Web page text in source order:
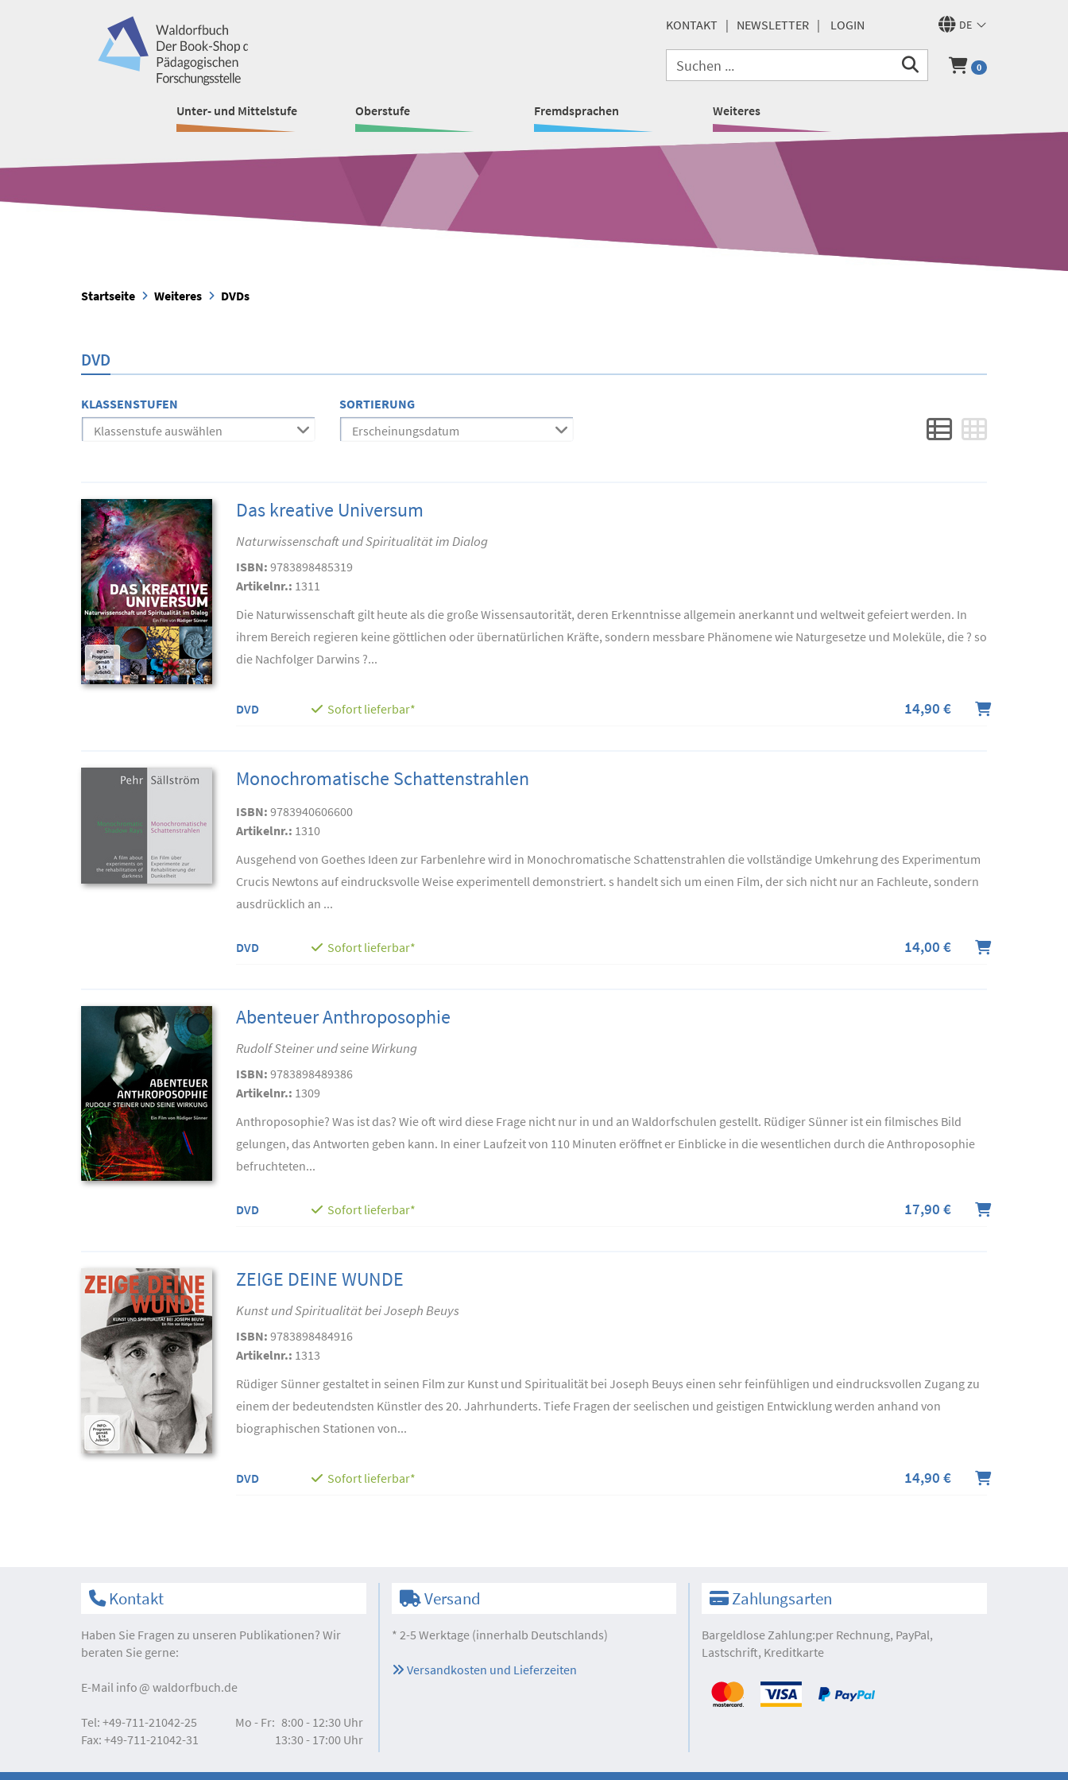
DE
KONTAKT NEWSLETTER LOGIN
0
Unter- und Mittelstufe Oberstufe Fremdsprachen Weiteres
Startseite Weiteres DVDs
DVD
KLASSENSTUFEN
Klassenstufe auswählen
SORTIERUNG
Erscheinungsdatum
Das kreative Universum
Naturwissenschaft und Spiritualität im Dialog
ISBN: 9783898485319
Artikelnr.: 1311
Die Naturwissenschaft gilt heute als die große Wissensautorität, deren Erkenntnisse allgemein anerkannt und weltweit gefeiert werden. In
ihrem Bereich regieren keine göttlichen oder übernatürlichen Kräfte, sondern messbare Phänomene wie Naturgesetze und Moleküle, die ? so
die Nachfolger Darwins ?...
DVD Sofort lieferbar* 14,90 €
Monochromatische Schattenstrahlen
ISBN: 9783940606600
Artikelnr.: 1310
Ausgehend von Goethes Ideen zur Farbenlehre wird in Monochromatische Schattenstrahlen die vollständige Umkehrung des Experimentum
Crucis Newtons auf eindrucksvolle Weise experimentell demonstriert. s handelt sich um einen Film, der sich nicht nur an Fachleute, sondern
ausdrücklich an ...
DVD Sofort lieferbar* 14,00 €
Abenteuer Anthroposophie
Rudolf Steiner und seine Wirkung
ISBN: 9783898489386
Artikelnr.: 1309
Anthroposophie? Was ist das? Wie oft wird diese Frage nicht nur in und an Waldorfschulen gestellt. Rüdiger Sünner ist ein filmisches Bild
gelungen, das Antworten geben kann. In einer Laufzeit von 110 Minuten eröffnet er Einblicke in die wesentlichen durch die Anthroposophie
befruchteten...
DVD Sofort lieferbar* 17,90 €
ZEIGE DEINE WUNDE
Kunst und Spiritualität bei Joseph Beuys
ISBN: 9783898484916
Artikelnr.: 1313
Rüdiger Sünner gestaltet in seinen Film zur Kunst und Spiritualität bei Joseph Beuys einen sehr feinfühligen und eindrucksvollen Zugang zu
einem der bedeutendsten Künstler des 20. Jahrhunderts. Tiefe Fragen der seelischen und geistigen Entwicklung werden anhand von
biographischen Stationen von...
DVD Sofort lieferbar* 14,90 €
Kontakt
Haben Sie Fragen zu unseren Publikationen? Wir
beraten Sie gerne:
E-Mail info waldorfbuch.de
Tel: +49-711-21042-25
Fax: +49-711-21042-31
Mo - Fr: 8:00 - 12:30 Uhr
13:30 - 17:00 Uhr
Versand
* 2-5 Werktage (innerhalb Deutschlands)
Versandkosten und Lieferzeiten
Zahlungsarten
Bargeldlose Zahlung:per Rechnung, PayPal,
Lastschrift, Kreditkarte